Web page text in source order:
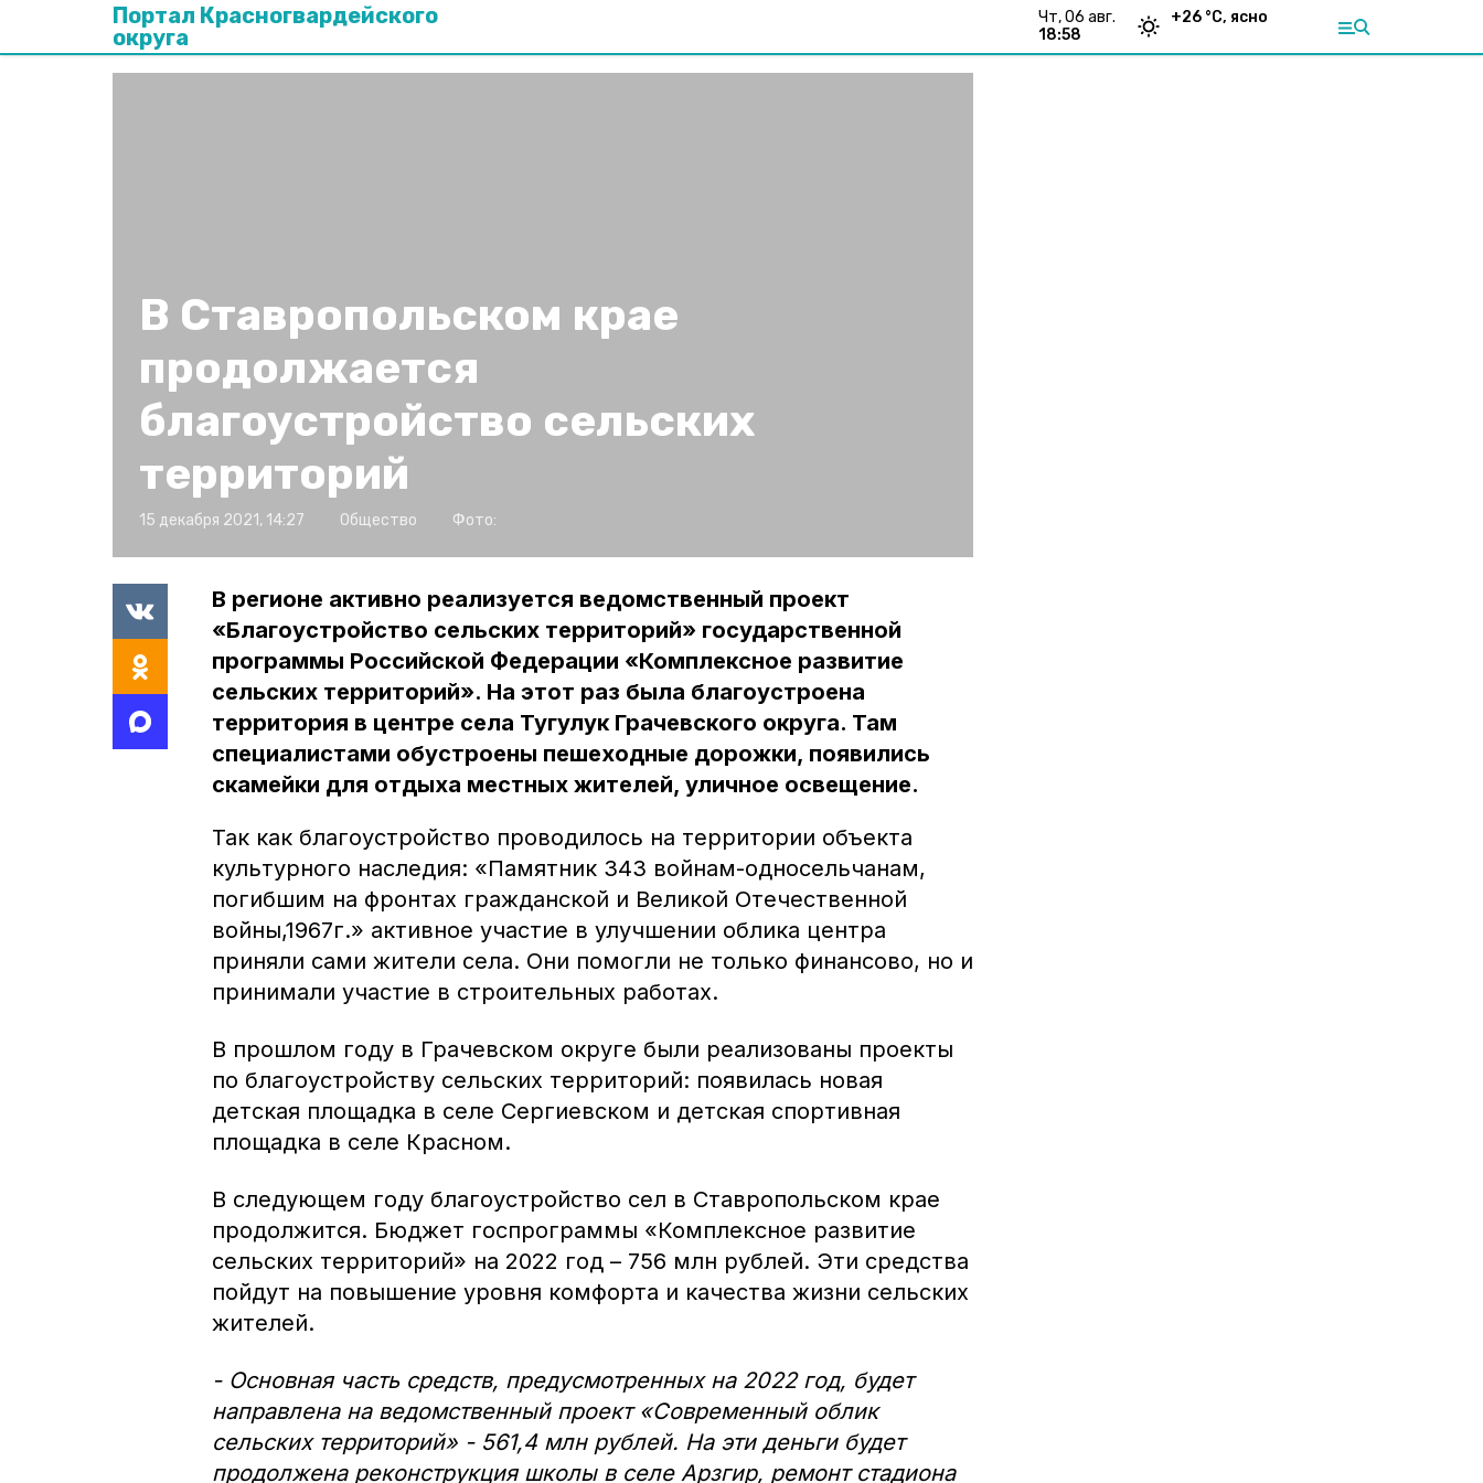
Портал Красногвардейского
округа
чт, 06 авг.
18:58
+26 °С, ясно
В Ставропольском крае
продолжается
благоустройство сельских
территорий
15 декабря 2021, 14:27 Общество Фото:
В регионе активно реализуется ведомственный проект
«Благоустройство сельских территорий» государственной
программы Российской Федерации «Комплексное развитие
сельских территорий». На этот раз была благоустроена
территория в центре села Тугулук Грачевского округа. Там
специалистами обустроены пешеходные дорожки, появились
скамейки для отдыха местных жителей, уличное освещение.
Так как благоустройство проводилось на территории объекта
культурного наследия: «Памятник 343 войнам-односельчанам,
погибшим на фронтах гражданской и Великой Отечественной
войны,1967г.» активное участие в улучшении облика центра
приняли сами жители села. Они помогли не только финансово, но и
принимали участие в строительных работах.
В прошлом году в Грачевском округе были реализованы проекты
по благоустройству сельских территорий: появилась новая
детская площадка в селе Сергиевском и детская спортивная
площадка в селе Красном.
В следующем году благоустройство сел в Ставропольском крае
продолжится. Бюджет госпрограммы «Комплексное развитие
сельских территорий» на 2022 год – 756 млн рублей. Эти средства
пойдут на повышение уровня комфорта и качества жизни сельских
жителей.
- Основная часть средств, предусмотренных на 2022 год, будет
направлена на ведомственный проект «Современный облик
сельских территорий» - 561,4 млн рублей. На эти деньги будет
продолжена реконструкция школы в селе Арзгир, ремонт стадиона